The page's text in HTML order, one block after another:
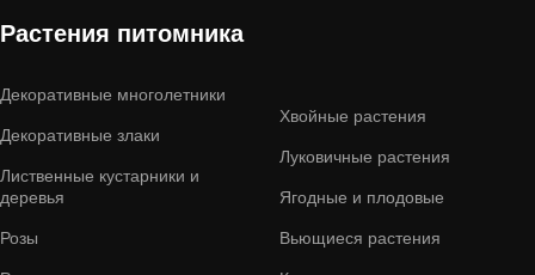
Растения питомника
Декоративные многолетники
Декоративные злаки
Лиственные кустарники и
деревья
Розы
Хвойные растения
Луковичные растения
Ягодные и плодовые
Вьющиеся растения